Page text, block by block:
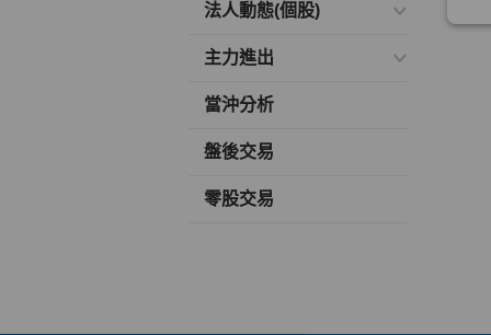
法人動態(個股)
主力進出
當沖分析
盤後交易
零股交易